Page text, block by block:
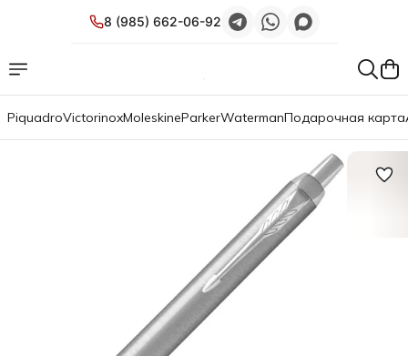
8 (985) 662-06-92
PiquadroVictorinoxMoleskineParkerWatermanПодарочная карта